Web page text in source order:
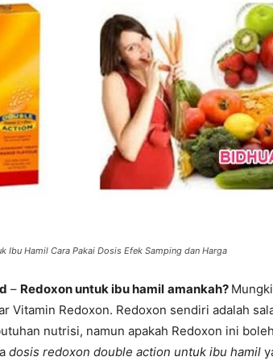
Ibu Hamil Cara Pakai Dosis Efek Samping dan Harga
– Redoxon untuk ibu hamil amankah?
Vitamin Redoxon. Redoxon sendiri adalah
nutrisi, namun apakah Redoxon ini
dosis redoxon double action untuk ibu hamil